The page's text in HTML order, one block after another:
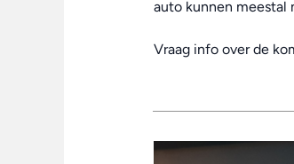
auto kunnen meestal
Vraag info over de